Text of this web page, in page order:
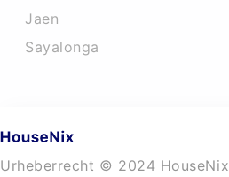
Jaen
Sayalonga
Urheberrecht © 2024 HouseNix